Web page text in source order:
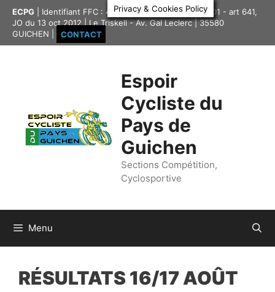
contenu
ECPG | Identifiant FFC : 4335417 | Association loi 1901 - art 641,
JO du 13 oct 2012 | Le Triskell - Av. Gal Leclerc | 35580
GUICHEN |
CONTACT
Espoir
Cycliste du
Pays de
Guichen
Sections Compétition,
Cyclosportive
Menu
RÉSULTATS 16/17 AOÛT
Privacy & Cookies Policy